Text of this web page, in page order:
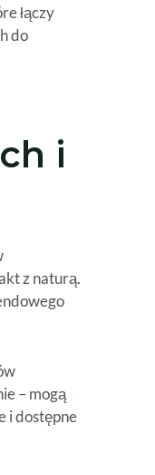
łączy
do
i
z naturą.
– mogą
i dostępne